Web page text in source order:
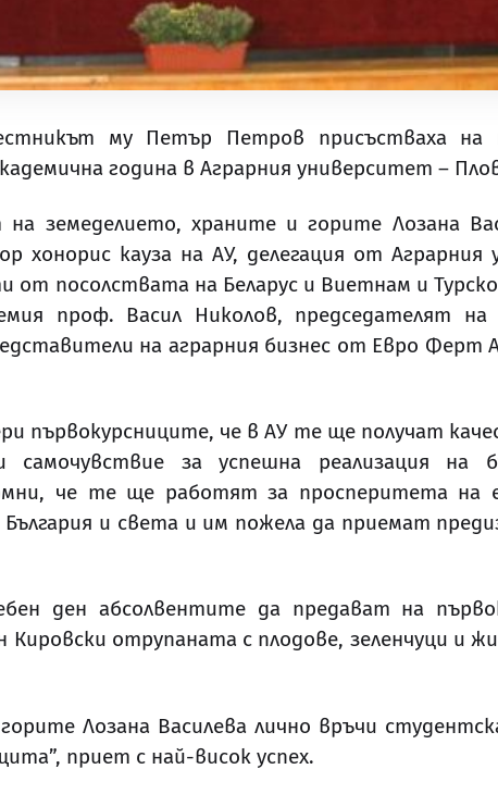
му Петър Петров присъстваха
година в Аграрния университет –
земеделието, храните и горите Лозана
кауза на АУ, делегация от
посолствата на Беларус и Виетнам и
проф. Васил Николов, председателят на
на аграрния бизнес от Евро Ферт
първокурсниците, че в АУ те ще получат
за успешна реализация на
че те ще работят за просперитета на
и света и им пожела да приемат
ден абсолвентите да предават на
отрупаната с плодове, зеленчуци и
Лозана Василева лично връчи
приет с най-висок успех.